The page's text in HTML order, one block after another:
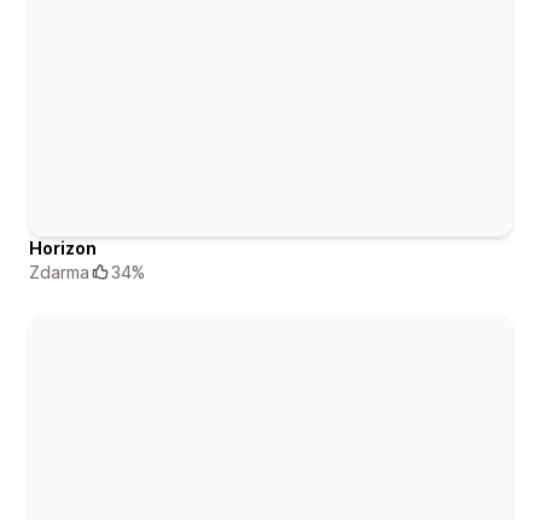
Horizon
Zdarma
34%